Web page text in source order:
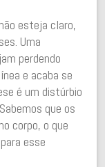
esteja claro,
Uma
perdendo
e acaba se
é um distúrbio
que os
corpo, o que
esse